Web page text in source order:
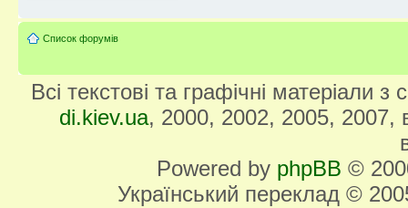
Список форумів
Всі текстові та графічні матеріали
di.kiev.ua, 2000, 2002, 2005, 2007,
Powered by phpBB ©
Український переклад ©